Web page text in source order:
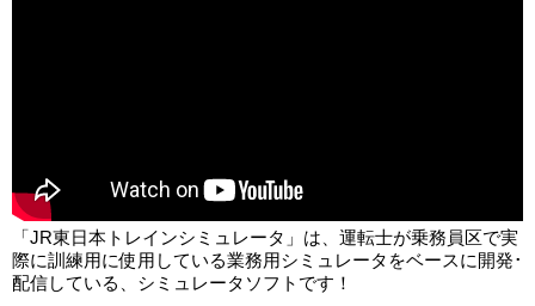
「JR東日本トレインシミュレータ」は、運転士が乗務員区で実
際に訓練用に使用している業務用シミュレータをベースに開発･
配信している、シミュレータソフトです！